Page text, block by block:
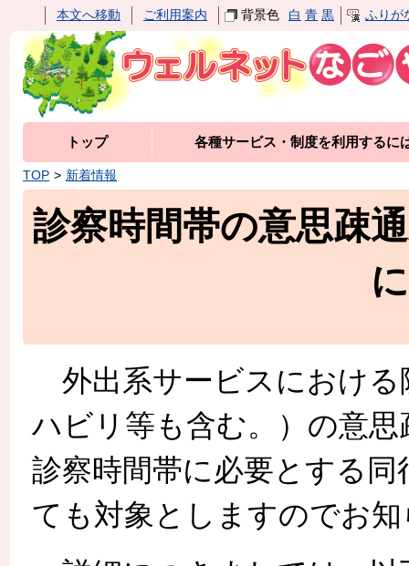
本文へ移動 ご利用案内 背景色 白 青 黒 ふりが
トップ 各種サービス・制度を利用するに
TOP 新着情報
診察時間帯の意思疎
外出系サービスにおける
ハビリ等も含む。）の意
診察時間帯に必要とする
ても対象としますのでお